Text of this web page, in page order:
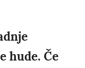
hude. Če